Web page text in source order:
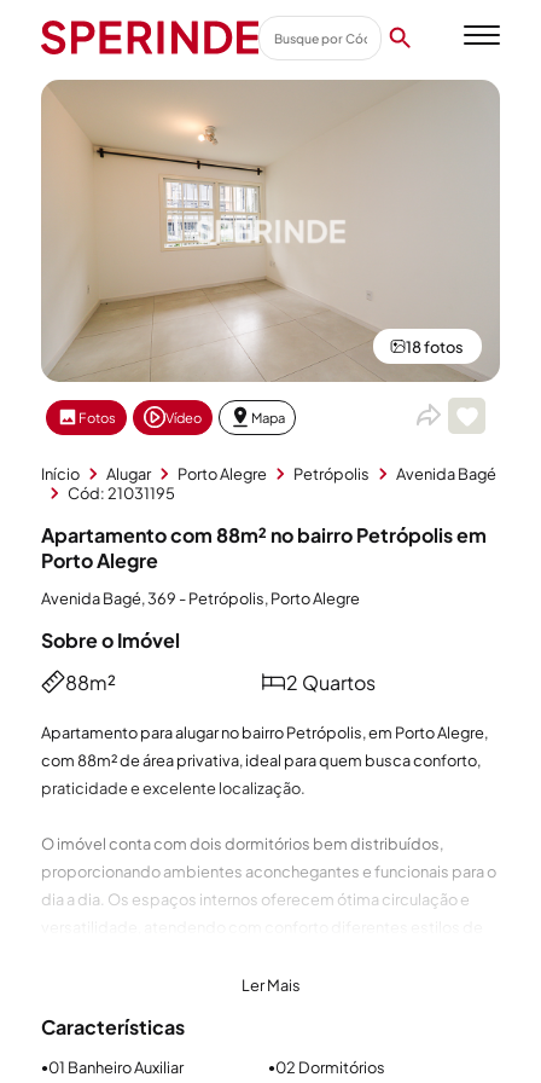
18 fotos
Fotos Vídeo Mapa
Início Alugar Porto Alegre Petrópolis
Avenida Bagé
Cód: 21031195
Apartamento com 88m² no bairro Petrópolis em
Porto Alegre
Avenida Bagé, 369 - Petrópolis, Porto Alegre
Sobre o Imóvel
88m²
2 Quartos
Apartamento para alugar no bairro Petrópolis, em Porto Alegre,
com 88m² de área privativa, ideal para quem busca conforto,
praticidade e excelente localização.
O imóvel conta com dois dormitórios bem distribuídos,
proporcionando ambientes aconchegantes e funcionais para o
dia a dia. Os espaços internos oferecem ótima circulação e
para famílias, casais ou profissionais que valorizam
comodidade e localização estratégica.
Ler Mais
Características
●01 Banheiro Auxiliar ●02 Dormitórios